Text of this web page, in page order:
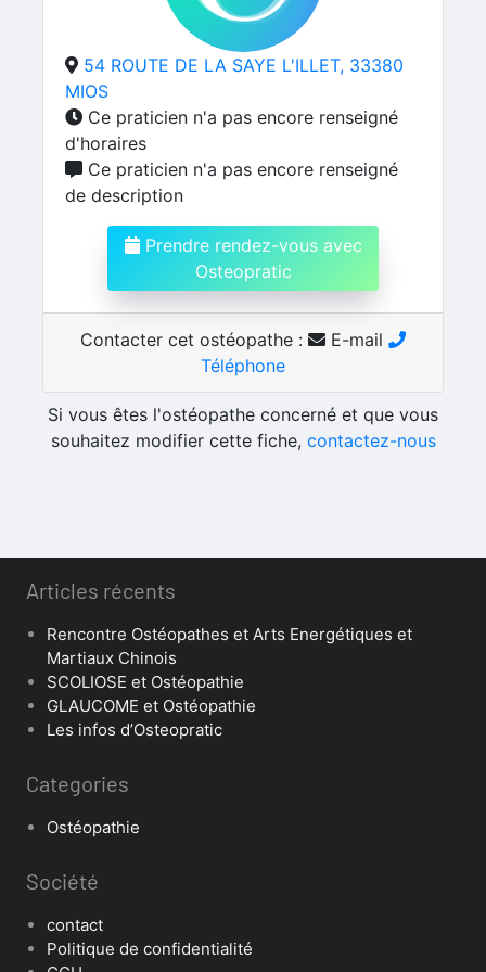
54 ROUTE DE LA SAYE L'ILLET, 33380
MIOS
Ce praticien n'a pas encore renseigné
d'horaires
Ce praticien n'a pas encore renseigné
de description
Prendre rendez-vous avec
Osteopratic
Contacter cet ostéopathe :
E-mail
Téléphone
Si vous êtes l'ostéopathe concerné et que vous
souhaitez modifier cette fiche, contactez-nous
Articles récents
Rencontre Ostéopathes et Arts Energétiques et
Martiaux Chinois
SCOLIOSE et Ostéopathie
GLAUCOME et Ostéopathie
Les infos d’Osteopratic
Categories
Ostéopathie
Société
contact
Politique de confidentialité